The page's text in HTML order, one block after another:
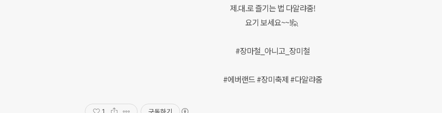
제.대.로 즐기는 법 다알랴줌!
요기 보세요~~!🙋
#장마철_아니고_장미철
#에버랜드 #장미축제 #다알랴줌
1 구독하기